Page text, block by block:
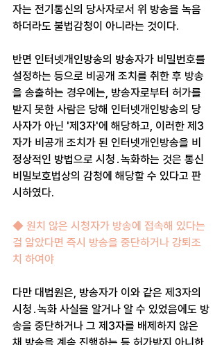
자는 전기통신의 당사자로서 위 방송을 녹음
하더라도 불법감청이 아니라는 것이다.
반면 인터넷개인방송의 방송자가 비밀번호를
설정하는 등으로 비공개 조치를 취한 후 방송
을 송출하는 경우에는, 방송자로부터 허가를
받지 못한 사람은 당해 인터넷개인방송의 당
사자가 아닌 '제3자'에 해당하고, 이러한 제3
자가 비공개 조치가 된 인터넷개인방송을 비
정상적인 방법으로 시청․녹화하는 것은 통신
비밀보호법상의 감청에 해당할 수 있다고 판
시하였다.
◆ 원치 않은 시청자가 방송에 접속해 있다는
걸 알았다면 즉시 방송을 중단하거나 강퇴조
치 하여야
다만 대법원은, 방송자가 이와 같은 제3자의
시청․녹화 사실을 알거나 알 수 있었음에도 방
송을 중단하거나 그 제3자를 배제하지 않은